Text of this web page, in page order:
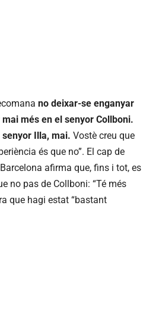
no deixar-se enganyar
més en el senyor Collboni.
Illa, mai. Vostè creu que
és que no”. El cap de
afirma que, fins i tot, es
no pas de Collboni: “Té més
que hagi estat “bastant